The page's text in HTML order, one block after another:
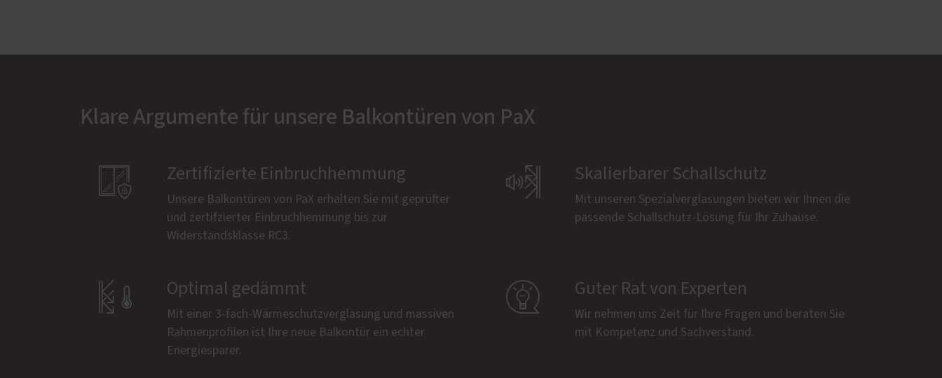
Klare Argumente für unsere Balkontüren von PaX
 Zertifizierte Einbruchhemmung
Unsere Balkontüren von PaX erhalten Sie mit geprüfter
und zertifzierter Einbruchhemmung bis zur
Widerstandsklasse RC3.
 Skalierbarer Schallschutz
Mit unseren Spezialverglasungen bieten wir Ihnen die
passende Schallschutz-Lösung für Ihr Zuhause.
 Optimal gedämmt
Mit einer 3-fach-Wärmeschutzverglasung und massiven
Rahmenprofilen ist Ihre neue Balkontür ein echter
Energiesparer.
 Guter Rat von Experten
Wir nehmen uns Zeit für Ihre Fragen und beraten Sie
mit Kompetenz und Sachverstand.